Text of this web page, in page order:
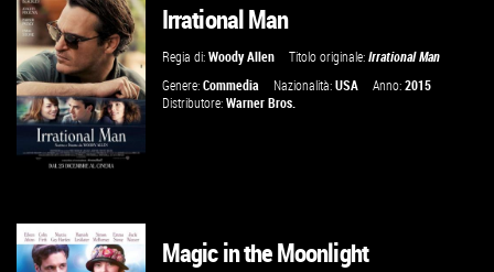
GUARDA IL TRAILER
VAI ALLA SCHEDA
GUARDA IL TRAILER
Irrational Man
Regia di:Woody Allen Titolo originale:Irrational Man
Genere:Commedia Nazionalità:USA Anno:2015
Distributore:Warner Bros.
Magic in the Moonlight